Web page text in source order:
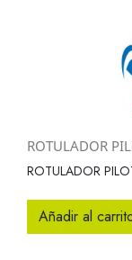
ROTULADOR
ROTULADOR
Añadir al